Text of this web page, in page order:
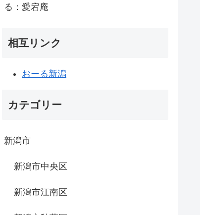
る：愛宕庵
相互リンク
おーる新潟
カテゴリー
新潟市
新潟市中央区
新潟市江南区